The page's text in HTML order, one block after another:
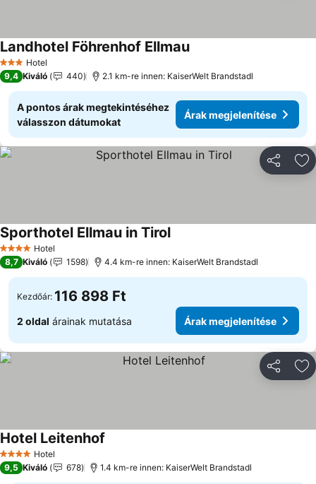
3 Kategória
Hotel
Landhotel Föhrenhof Ellmau
9,4 Kiváló 440 2.1 km-re innen: KaiserWelt Brandstadl
A pontos árak megtekintéséhez
válasszon dátumokat
Árak megjelenítése
4 KategóriaHotel
Sporthotel Ellmau in Tirol
8,7 Kiváló 1598 4.4 km-re innen: KaiserWelt Brandstadl
Kezdőár: 116 898 Ft
2 oldal árainak mutatása Árak megjelenítése
4 KategóriaHotel
Hotel Leitenhof
9,5 Kiváló 678 1.4 km-re innen: KaiserWelt Brandstadl